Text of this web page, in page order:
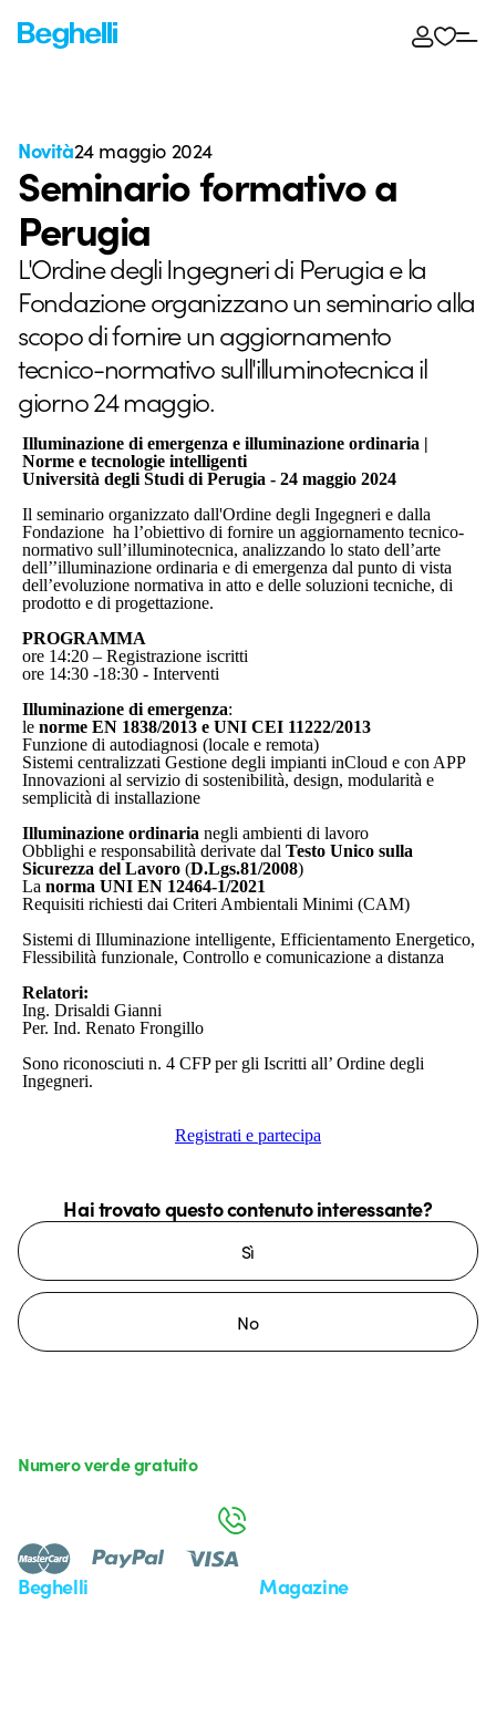
Novità24 maggio 2024
Seminario formativo a
Perugia
L'Ordine degli Ingegneri di Perugia e la
Fondazione organizzano un seminario alla
scopo di fornire un aggiornamento
tecnico-normativo sull'illuminotecnica il
giorno 24 maggio.
Illuminazione di emergenza e illuminazione ordinaria |
Norme e tecnologie intelligenti
Università degli Studi di Perugia - 24 maggio 2024
Il seminario organizzato dall'Ordine degli Ingegneri e dalla
Fondazione ha l’obiettivo di fornire un aggiornamento tecnico-
normativo sull’illuminotecnica, analizzando lo stato dell’arte
dell’’illuminazione ordinaria e di emergenza dal punto di vista
dell’evoluzione normativa in atto e delle soluzioni tecniche, di
prodotto e di progettazione.
PROGRAMMA
ore 14:20 – Registrazione iscritti
ore 14:30 -18:30 - Interventi
Illuminazione di emergenza:
le norme EN 1838/2013 e UNI CEI 11222/2013
Funzione di autodiagnosi (locale e remota)
Sistemi centralizzati Gestione degli impianti inCloud e con APP
Innovazioni al servizio di sostenibilità, design, modularità e
semplicità di installazione
Illuminazione ordinaria negli ambienti di lavoro
Obblighi e responsabilità derivate dal Testo Unico sulla
Sicurezza del Lavoro (D.Lgs.81/2008)
La norma UNI EN 12464-1/2021
Requisiti richiesti dai Criteri Ambientali Minimi (CAM)
Sistemi di Illuminazione intelligente, Efficientamento Energetico,
Flessibilità funzionale, Controllo e comunicazione a distanza
Relatori:
Ing. Drisaldi Gianni
Per. Ind. Renato Frongillo
Sono riconosciuti n. 4 CFP per gli Iscritti all’ Ordine degli
Ingegneri.
Registrati e partecipa
Hai trovato questo contenuto interessante?
Sì
No
Beghelli Magazine
Numero verde gratuito